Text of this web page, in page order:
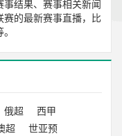
结果、赛事相关新闻
的最新赛事直播，比
俄超
西甲
超
世亚预